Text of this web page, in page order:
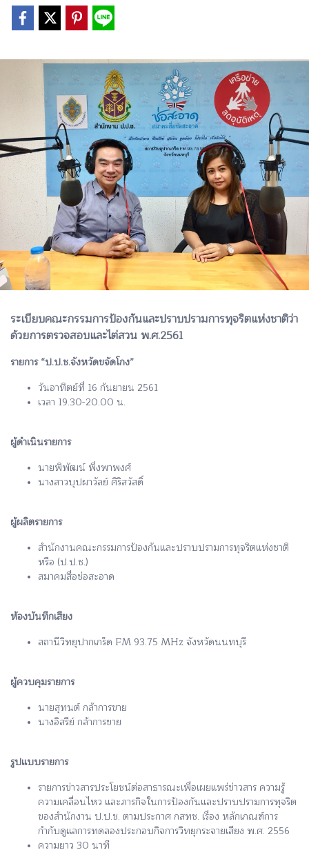
ระเบียบคณะกรรมการป้องกันและปราบปรามการทุจริตแห่งชาติว่า
ด้วยการตรวจสอบและไต่สวน พ.ศ.2561
รายการ “ป.ป.ช.จังหวัดขจัดโกง”
วันอาทิตย์ที่ 16 กันยายน 2561
เวลา 19.30-20.00 น.
ผู้ดำเนินรายการ
นายพิพัฒน์ พึ่งพาพงศ์
นางสาวบุปผาวัลย์ ศิริสวัสดิ์
ผู้ผลิตรายการ
สำนักงานคณะกรรมการป้องกันและปราบปรามการทุจริตแห่งชาติ
หรือ (ป.ป.ช.)
สมาคมสื่อช่อสะอาด
ห้องบันทึกเสียง
สถานีวิทยุปากเกร็ด FM 93.75 MHz จังหวัดนนทบุรี
ผู้ควบคุมรายการ
นายสุทนต์ กล้าการขาย
นางอิสรีย์ กล้าการขาย
รูปแบบรายการ
รายการข่าวสารประโยชน์ต่อสาธารณะเพื่อเผยแพร่ข่าวสาร ความรู้
ความเคลื่อนไหว และภารกิจในการป้องกันและปราบปรามการทุจริต
ของสำนักงาน ป.ป.ช. ตามประกาศ กสทช. เรื่อง หลักเกณฑ์การ
กำกับดูแลการทดลองประกอบกิจการวิทยุกระจายเสียง พ.ศ. 2556
ความยาว 30 นาที